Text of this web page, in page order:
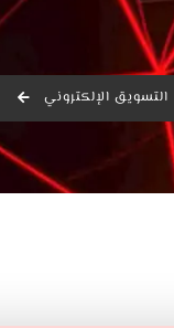
التسويق الإلكتروني